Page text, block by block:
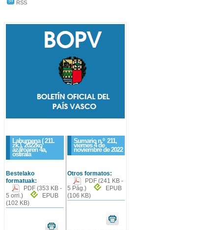
RSS
Laburpena ( 211.
zk.), 2022ko
azaroaren 4a,
ostirala
Sumario n.º 211,
viernes 4 de
noviembre de 2022
Bestelako
formatuak:
PDF (353 KB -
5 orri.)
EPUB
(102 KB)
Otros formatos:
PDF (241 KB -
5 Pág.)
EPUB
(106 KB)